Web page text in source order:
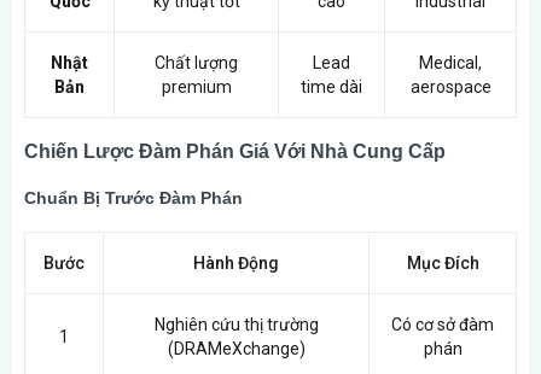
Nhật
Bản
Chất lượng
premium
Lead
time dài
Medical,
aerospace
Chiến Lược Đàm Phán Giá Với Nhà Cung Cấp
Chuẩn Bị Trước Đàm Phán
Bước Hành Động Mục Đích
1
Nghiên cứu thị trường
(DRAMeXchange)
Có cơ sở đàm
phán